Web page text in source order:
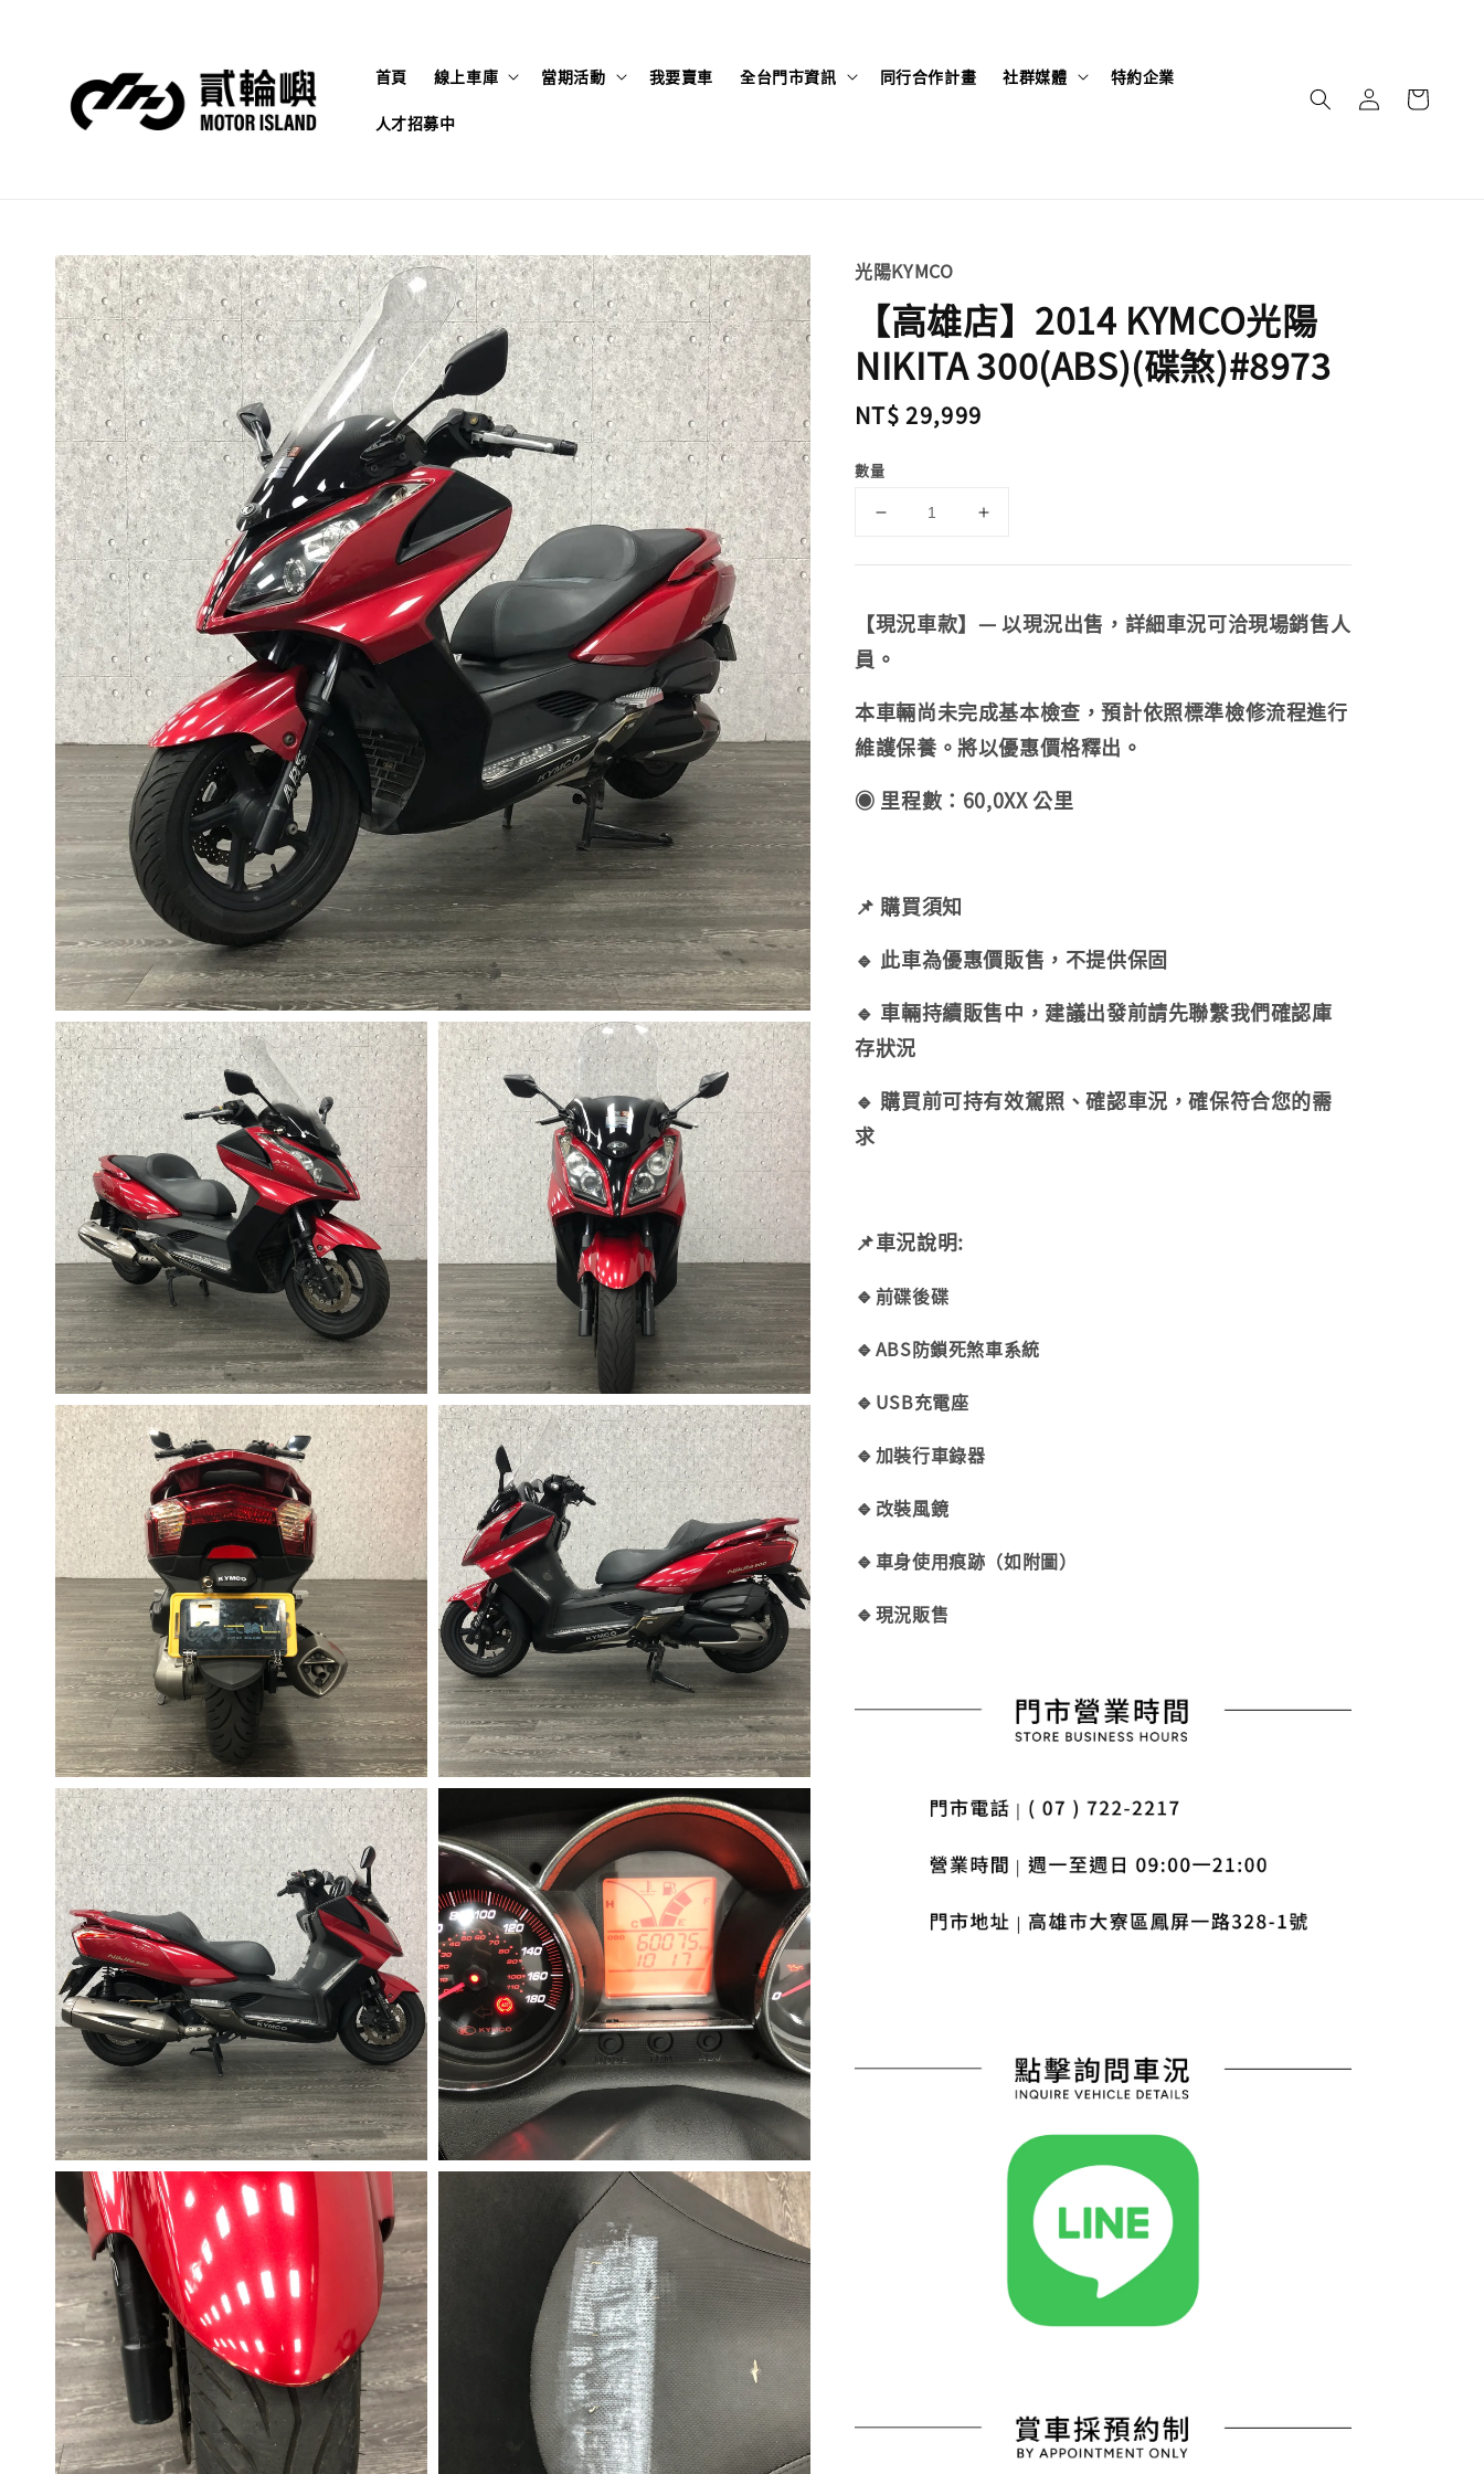
首頁 線上車庫 當期活動 我要賣車 全台門市資訊 同行合作計畫 社群媒體 特約企業
人才招募中
光陽KYMCO
【高雄店】2014 KYMCO光陽
NIKITA 300(ABS)(碟煞)#8973
Regular
NT$ 29,999
數量
【現況車款】— 以現況出售，詳細車況可洽現場銷售人
員。
本車輛尚未完成基本檢查，預計依照標準檢修流程進行
維護保養。將以優惠價格釋出。
◉ 里程數：60,0XX 公里
📌 購買須知
🔹 此車為優惠價販售，不提供保固
🔹 車輛持續販售中，建議出發前請先聯繫我們確認庫
存狀況
🔹 購買前可持有效駕照、確認車況，確保符合您的需
求
📌車況說明:
🔹 前碟後碟
🔹ABS防鎖死煞車系統
🔹 USB充電座
🔹 加裝行車錄器
🔹 改裝風鏡
🔹 車身使用痕跡（如附圖）
🔹現況販售